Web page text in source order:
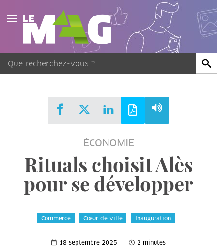
Actualités
Agenda
Publications
ÉCONOMIE
Rituals choisit Alès
pour se développer
Commerce Cœur de ville Inauguration
18 septembre 2025 2 minutes